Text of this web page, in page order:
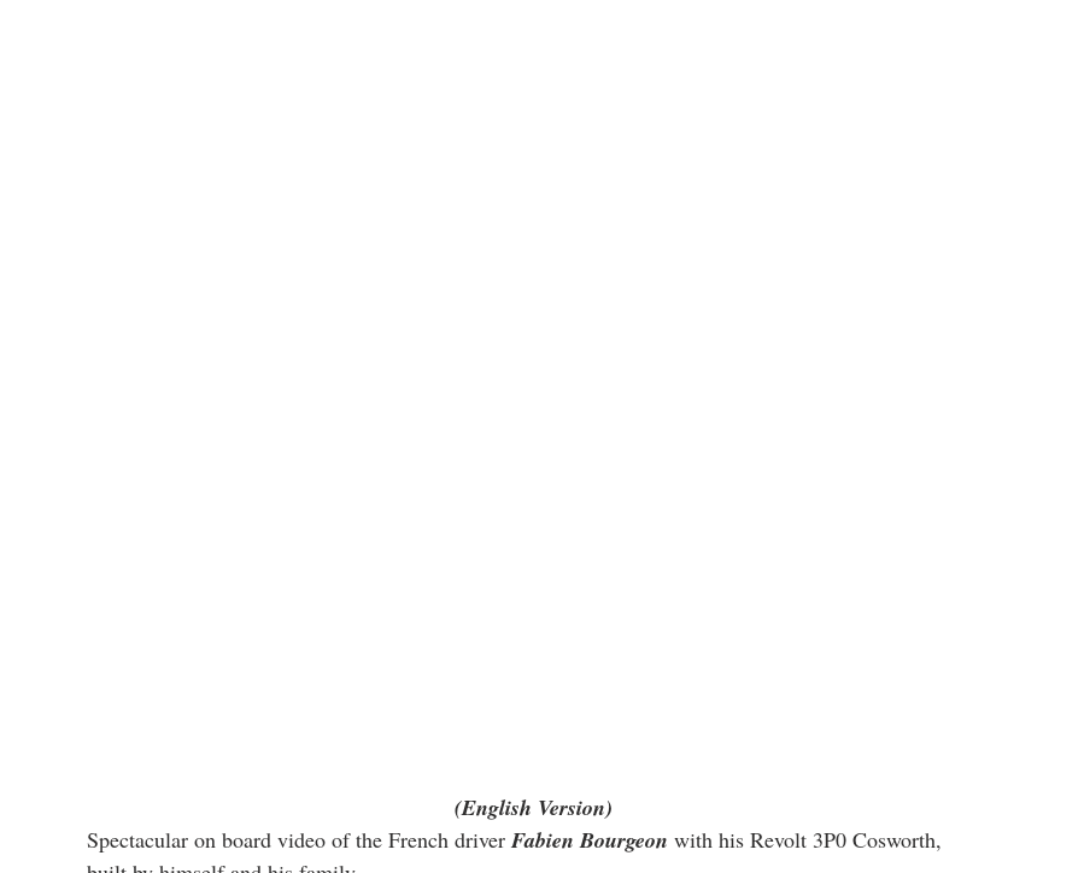
(English Version)
Spectacular on board video of the French driver Fabien Bourgeon with his Revolt 3P0 Cosworth,